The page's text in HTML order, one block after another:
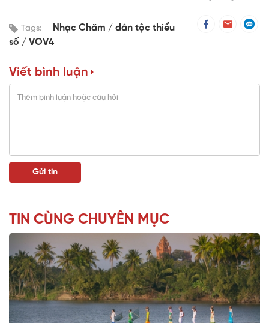
Tags: Nhạc Chăm
dân tộc thiểu
số
VOV4
Viết bình luận
TIN CÙNG CHUYÊN MỤC